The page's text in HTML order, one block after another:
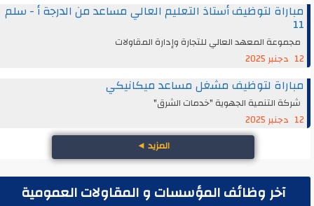
مباراة لتوظيف أستاذ التعليم العالي مساعد من الدرجة أ - سلم
11
مجموعة المعهد العالي للتجارة وإدارة المقاولات
12 دجنبر 2025
مباراة لتوظيف مشغل مساعد ميكانيكي
شركة التنمية الجهوية "خدمات الشرق"
12 دجنبر 2025
المزيد◄
آخر وظائف المؤسسات و المقاولات العمومية